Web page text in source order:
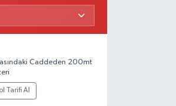
Caddeden 200mt
Tarifi Al